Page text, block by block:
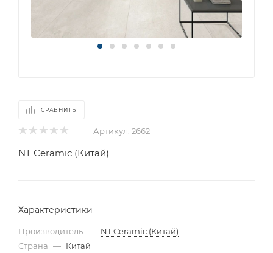
СРАВНИТЬ
Артикул: 2662
NT Ceramic (Китай)
Характеристики
Производитель — NT Ceramic (Китай)
Страна — Китай